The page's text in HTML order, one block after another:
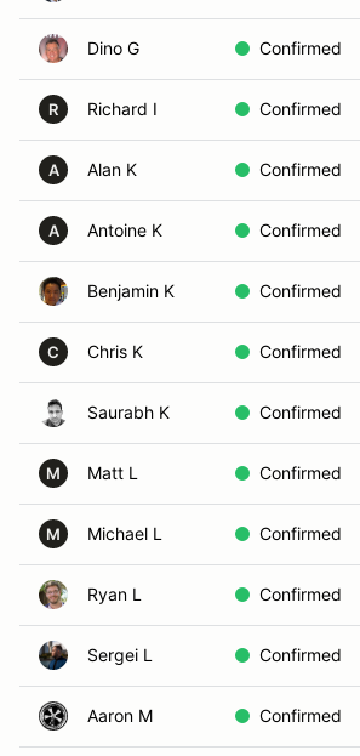
Dino G Confirmed
R Richard I Confirmed
A Alan K Confirmed
A Antoine K Confirmed
Benjamin K Confirmed
C Chris K Confirmed
Saurabh K Confirmed
M Matt L Confirmed
M Michael L Confirmed
Ryan L Confirmed
Sergei L Confirmed
Aaron M Confirmed